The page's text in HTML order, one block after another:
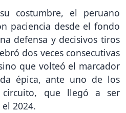
costumbre, el peruano
paciencia desde el fondo
defensa y decisivos tiros
dos veces consecutivas
que volteó el marcador
épica, ante uno de los
circuito, que llegó a ser
2024.